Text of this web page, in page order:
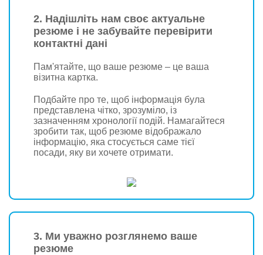
2. Надішліть нам своє актуальне
резюме і не забувайте перевірити
контактні дані
Пам'ятайте, що ваше резюме – це ваша
візитна картка.
Подбайте про те, щоб інформація була
представлена чітко, зрозуміло, із
зазначенням хронології подій. Намагайтеся
зробити так, щоб резюме відображало
інформацію, яка стосується саме тієї
посади, яку ви хочете отримати.
3. Ми уважно розглянемо ваше
резюме